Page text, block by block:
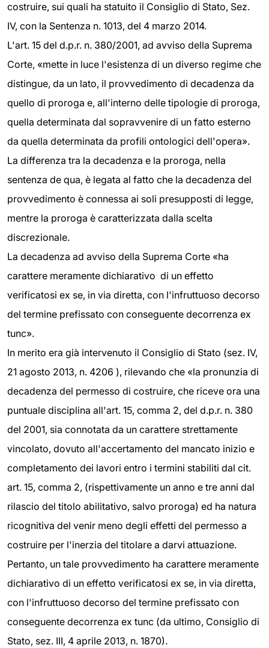
costruire, sui quali ha statuito il Consiglio di Stato, Sez.
IV, con la Sentenza n. 1013, del 4 marzo 2014.
L'art. 15 del d.p.r. n. 380/2001, ad avviso della Suprema
Corte, «mette in luce l'esistenza di un diverso regime che
distingue, da un lato, il provvedimento di decadenza da
quello di proroga e, all'interno delle tipologie di proroga,
quella determinata dal sopravvenire di un fatto esterno
da quella determinata da profili ontologici dell'opera».
La differenza tra la decadenza e la proroga, nella
sentenza de qua, è legata al fatto che la decadenza del
provvedimento è connessa ai soli presupposti di legge,
mentre la proroga è caratterizzata dalla scelta
discrezionale.
La decadenza ad avviso della Suprema Corte «ha
carattere meramente dichiarativo di un effetto
verificatosi ex se, in via diretta, con l'infruttuoso decorso
del termine prefissato con conseguente decorrenza ex
tunc».
In merito era già intervenuto il Consiglio di Stato (sez. IV,
21 agosto 2013, n. 4206 ), rilevando che «la pronunzia di
decadenza del permesso di costruire, che riceve ora una
puntuale disciplina all'art. 15, comma 2, del d.p.r. n. 380
del 2001, sia connotata da un carattere strettamente
vincolato, dovuto all'accertamento del mancato inizio e
completamento dei lavori entro i termini stabiliti dal cit.
art. 15, comma 2, (rispettivamente un anno e tre anni dal
rilascio del titolo abilitativo, salvo proroga) ed ha natura
ricognitiva del venir meno degli effetti del permesso a
costruire per l'inerzia del titolare a darvi attuazione.
Pertanto, un tale provvedimento ha carattere meramente
dichiarativo di un effetto verificatosi ex se, in via diretta,
con l'infruttuoso decorso del termine prefissato con
conseguente decorrenza ex tunc (da ultimo, Consiglio di
Stato, sez. III, 4 aprile 2013, n. 1870).